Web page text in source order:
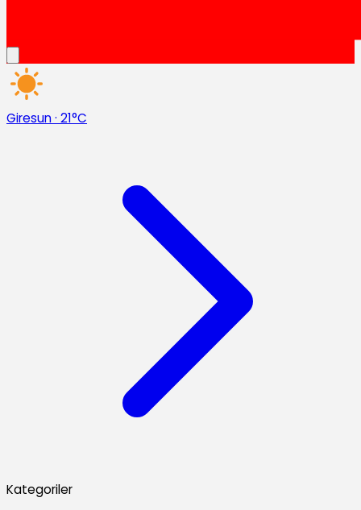
Giresun· 21°C
Kategoriler